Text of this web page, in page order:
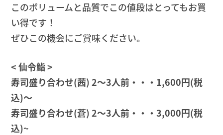
このボリュームと品質でこの値段はとってもお買
い得です！
ぜひこの機会にご賞味ください。
< 仙令鮨 >
寿司盛り合わせ(茜) 2〜3人前・・・1,600円(税
込)～
寿司盛り合わせ(蒼) 2〜3人前・・・3,000円(税
込)~